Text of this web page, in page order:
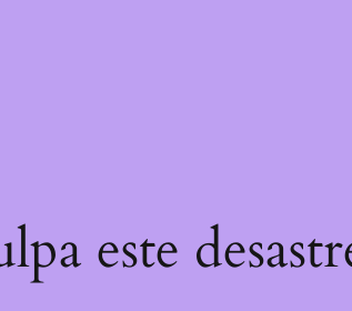
este